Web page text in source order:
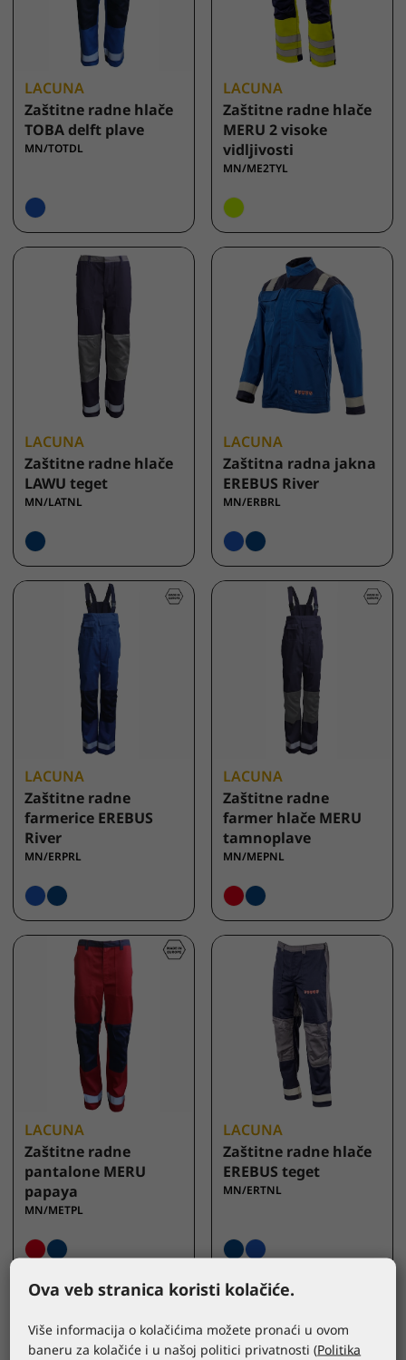
LACUNA
Zaštitne radne hlače
TOBA delft plave
MN/TOTDL
LACUNA
Zaštitne radne hlače
MERU 2 visoke
vidljivosti
MN/ME2TYL
LACUNA
Zaštitne radne hlače
LAWU teget
MN/LATNL
LACUNA
Zaštitna radna jakna
EREBUS River
MN/ERBRL
LACUNA
Zaštitne radne
farmerice EREBUS
River
MN/ERPRL
LACUNA
Zaštitne radne
farmer hlače MERU
tamnoplave
MN/MEPNL
LACUNA
Zaštitne radne
pantalone MERU
papaya
MN/METPL
LACUNA
Zaštitne radne hlače
EREBUS teget
MN/ERTNL
Ova veb stranica koristi kolačiće.
Više informacija o kolačićima možete pronaći u ovom
baneru za kolačiće i u našoj politici privatnosti (Politika